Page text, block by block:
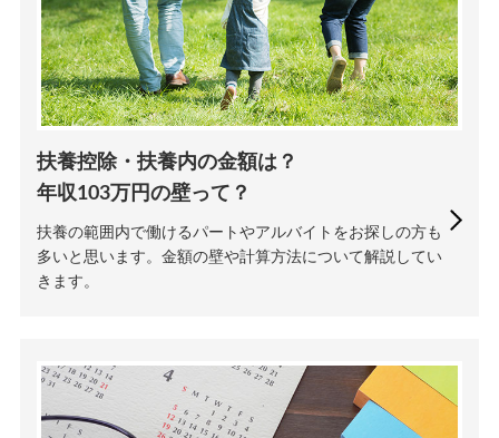
扶養控除・扶養内の金額は？
年収103万円の壁って？
扶養の範囲内で働けるパートやアルバイトをお探しの方も
多いと思います。金額の壁や計算方法について解説してい
きます。